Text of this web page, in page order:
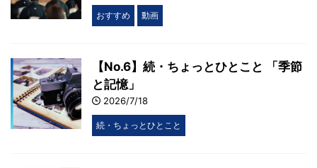
おすすめ 動画
【No.6】続・ちょっとひとこと 「季節
と記憶」
2026/7/18
続・ちょっとひとこと